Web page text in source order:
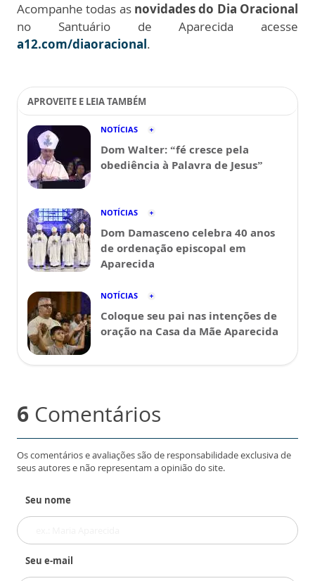
Acompanhe todas as novidades do Dia Oracional
no Santuário de Aparecida acesse
a12.com/diaoracional.
APROVEITE E LEIA TAMBÉM
NOTÍCIAS
Dom Walter: “fé cresce pela
obediência à Palavra de Jesus”
NOTÍCIAS
Dom Damasceno celebra 40 anos
de ordenação episcopal em
Aparecida
NOTÍCIAS
Coloque seu pai nas intenções de
oração na Casa da Mãe Aparecida
6 Comentários
Os comentários e avaliações são de responsabilidade exclusiva de
seus autores e não representam a opinião do site.
Seu nome
Seu e-mail